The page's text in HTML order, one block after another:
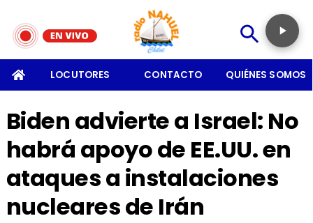
LOCUTORES CONTACTO QUIÉNES SOMOS
Biden advierte a Israel: No
habrá apoyo de EE.UU. en
ataques a instalaciones
nucleares de Irán